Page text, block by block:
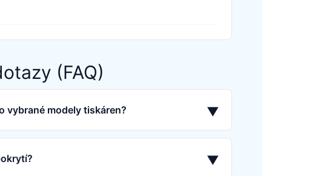
(FAQ)
vybrané modely tiskáren? ▼
▼